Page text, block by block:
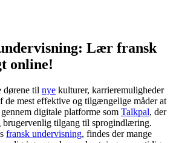
Lær fransk
online!
dørene til nye kulturer, karrieremuligheder
de mest effektive og tilgængelige måder at
digitale platforme som Talkpal, der
brugervenlig tilgang til sprogindlæring.
fransk undervisning, findes der mange